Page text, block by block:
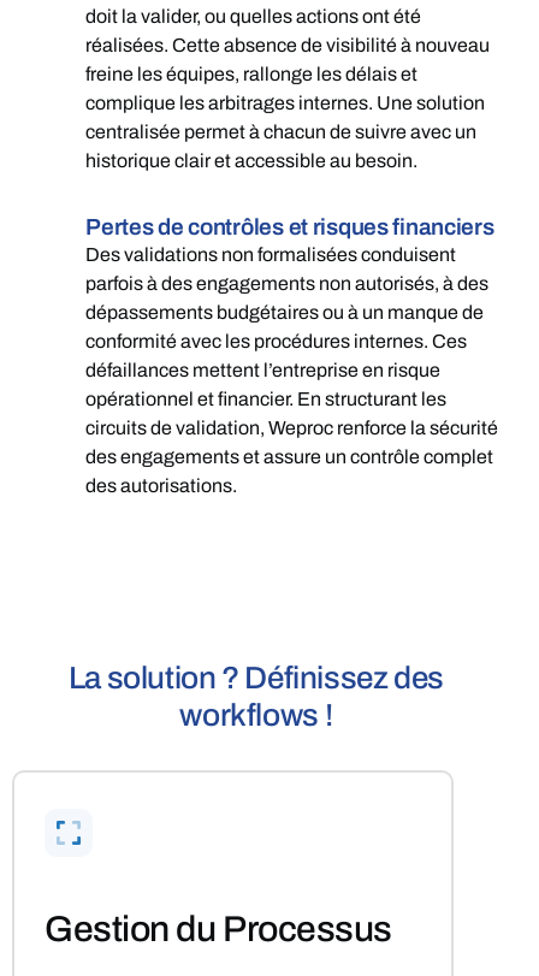
doit la valider, ou quelles actions ont été
réalisées. Cette absence de visibilité à nouveau
freine les équipes, rallonge les délais et
complique les arbitrages internes. Une solution
centralisée permet à chacun de suivre avec un
historique clair et accessible au besoin.
Pertes de contrôles et risques financiers
Des validations non formalisées conduisent
parfois à des engagements non autorisés, à des
dépassements budgétaires ou à un manque de
conformité avec les procédures internes. Ces
défaillances mettent l’entreprise en risque
opérationnel et financier. En structurant les
circuits de validation, Weproc renforce la sécurité
des engagements et assure un contrôle complet
des autorisations.
La solution ? Définissez des
workflows !
Gestion du Processus